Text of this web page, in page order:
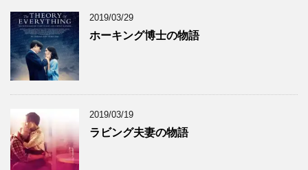
2019/03/29
ホーキング博士の物語
2019/03/19
ラビング夫妻の物語